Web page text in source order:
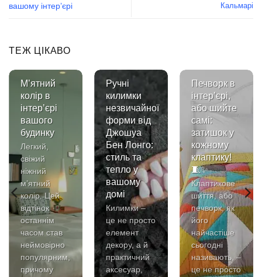
вашому інтер’єрі
Кальмарі
ТЕЖ ЦІКАВО
М’ятний
колір в
інтер’єрі
вашого
будинку
Легкий,
свіжий
ніжний
м’ятний
колір. Цей
відтінок
останнім
часом став
неймовірно
популярним,
причому
Ручні
килимки
незвичайної
форми від
Джошуа
Бен Лонго:
стиль та
тепло у
вашому
домі
Килимки –
це не просто
елемент
декору, а й
практичний
аксесуар,
Печворк в
інтер’єрі,
або шийте
самі:
затишок у
кожному
клаптику!
🧵✨
Клаптикове
шиття, або
печворк, як
його
найчастіше
сьогодні
називають, –
це не просто